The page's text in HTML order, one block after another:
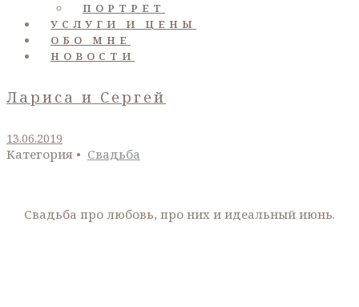
ПОРТРЕТ
УСЛУГИ И ЦЕНЫ
ОБО МНЕ
НОВОСТИ
Лариса и Сергей
13.06.2019
Категория • Свадьба
Свадьба про любовь, про них и идеальный июнь.